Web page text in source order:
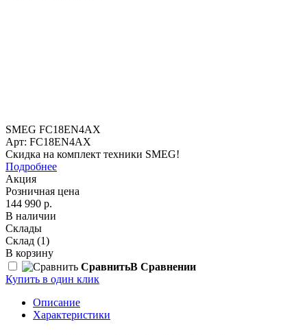
SMEG FC18EN4AX
Арт: FC18EN4AX
Скидка на комплект техники SMEG!
Подробнее
Акция
Розничная цена
144 990 р.
В наличии
Склады
Склад (1)
В корзину
СравнитьВ Сравнении
Купить в один клик
Описание
Характеристики